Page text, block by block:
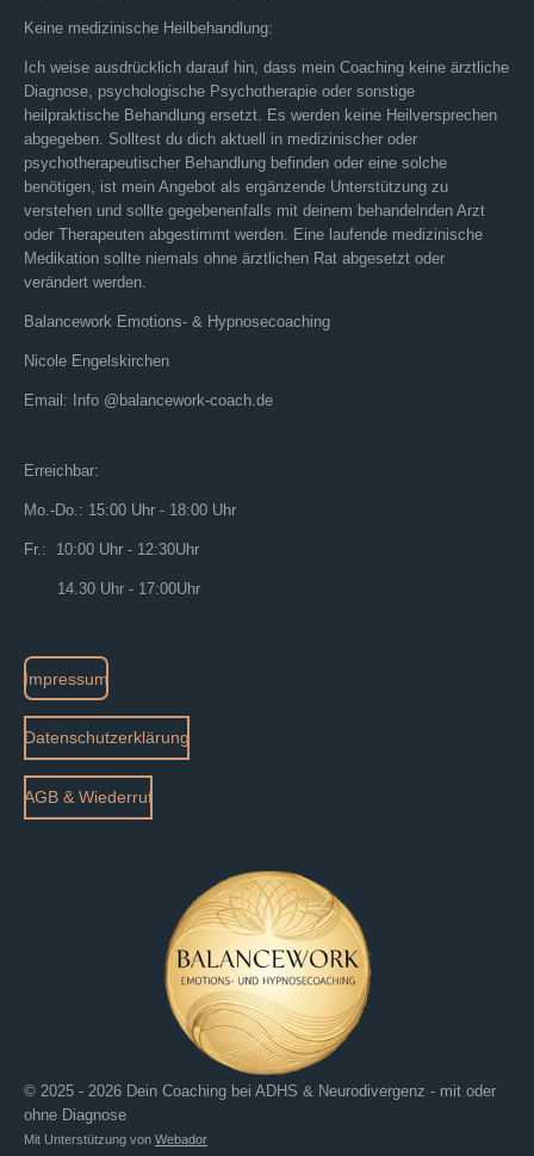
Keine medizinische Heilbehandlung:
Ich weise ausdrücklich darauf hin, dass mein Coaching keine ärztliche
Diagnose, psychologische Psychotherapie oder sonstige
heilpraktische Behandlung ersetzt. Es werden keine Heilversprechen
abgegeben. Solltest du dich aktuell in medizinischer oder
psychotherapeutischer Behandlung befinden oder eine solche
benötigen, ist mein Angebot als ergänzende Unterstützung zu
verstehen und sollte gegebenenfalls mit deinem behandelnden Arzt
oder Therapeuten abgestimmt werden. Eine laufende medizinische
Medikation sollte niemals ohne ärztlichen Rat abgesetzt oder
verändert werden.
Balancework Emotions- & Hypnosecoaching
Nicole Engelskirchen
Email: Info @balancework-coach.de
Erreichbar:
Mo.-Do.: 15:00 Uhr - 18:00 Uhr
Fr.: 10:00 Uhr - 12:30Uhr
14.30 Uhr - 17:00Uhr
Impressum
Datenschutzerklärung
AGB & Wiederruf
© 2025 - 2026 Dein Coaching bei ADHS & Neurodivergenz - mit oder
ohne Diagnose
Mit Unterstützung von Webador